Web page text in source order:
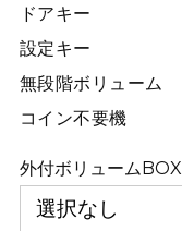
ドアキー
設定キー
無段階ボリューム
コイン不要機
外付ボリュームBOX